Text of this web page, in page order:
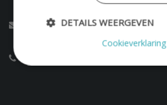
info@mediation-scheidingen.nl
DETAILS WEERGEVEN
Cookieverklaring